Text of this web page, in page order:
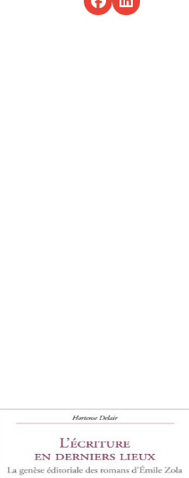
L’Écriture en derniers lieux